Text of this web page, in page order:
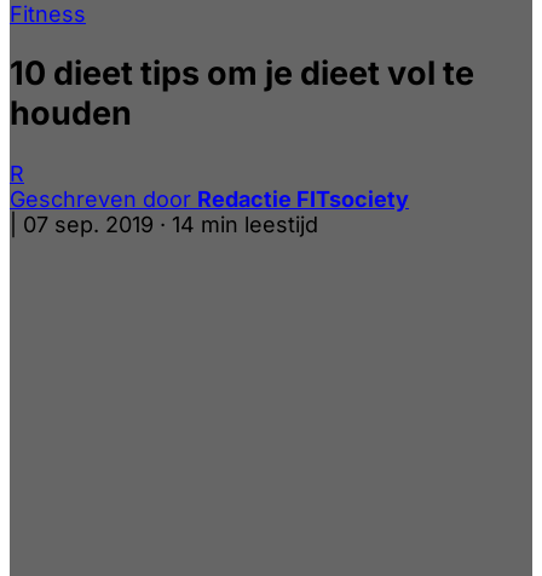
Fitness
10 dieet tips om je dieet vol te
houden
R
Geschreven door Redactie FITsociety
07 sep. 2019 · 14 min leestijd